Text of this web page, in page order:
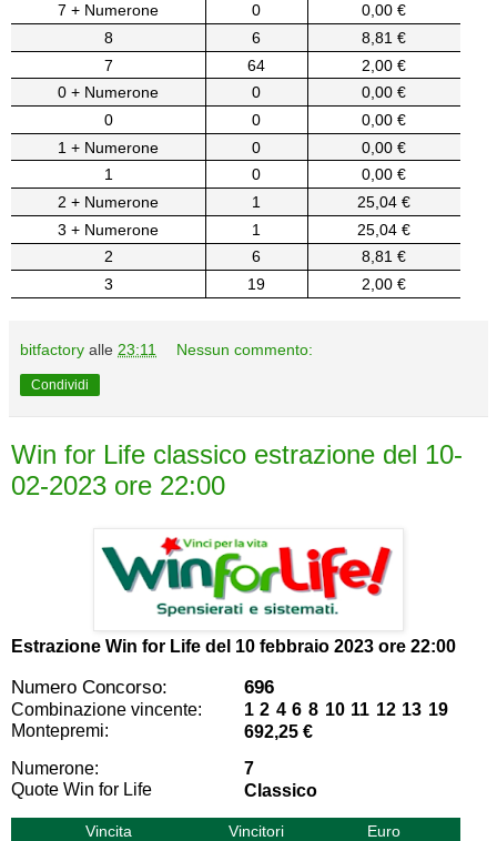
7 + Numerone
0
0,00 €
8
6
8,81 €
7
64
2,00 €
0 + Numerone
0
0,00 €
0
0
0,00 €
1 + Numerone
0
0,00 €
1
0
0,00 €
2 + Numerone
1
25,04 €
3 + Numerone
1
25,04 €
2
6
8,81 €
3
19 2,00 €
bitfactory alle 23:11 Nessun commento:
Condividi
Win for Life classico estrazione del 10-
02-2023 ore 22:00
Estrazione Win for Life del 10 febbraio 2023 ore 22:00
Numero Concorso: 696
Combinazione vincente:
1 2 4 6 8 10 11 12 13 19
Montepremi:
692,25 €
Numerone:
7
Quote Win for Life
Classico
Vincita Vincitori
Euro